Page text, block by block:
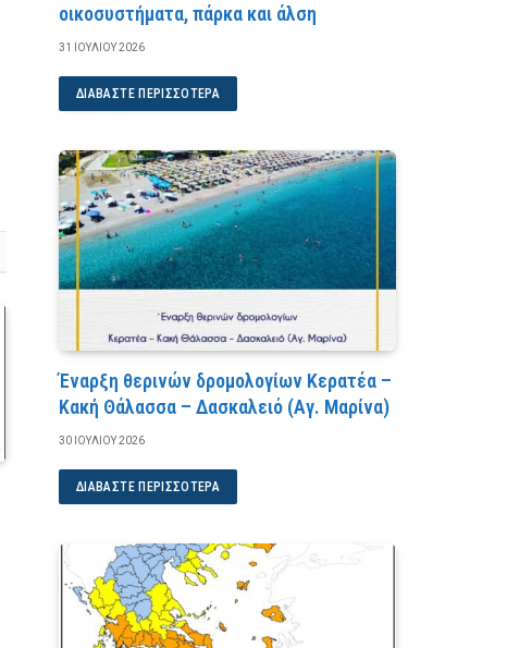
οικοσυστήματα, πάρκα και άλση
31 ΙΟΥΛΊΟΥ 2026
ΔΙΑΒΆΣΤΕ ΠΕΡΙΣΣΌΤΕΡΑ
Έναρξη θερινών δρομολογίων Κερατέα –
Κακή Θάλασσα – Δασκαλειό (Αγ. Μαρίνα)
30 ΙΟΥΛΊΟΥ 2026
ΔΙΑΒΆΣΤΕ ΠΕΡΙΣΣΌΤΕΡΑ